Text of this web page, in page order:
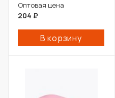
Оптовая цена
204 ₽
В корзину